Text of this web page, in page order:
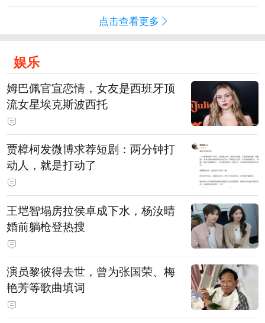
点击查看更多
娱乐
姆巴佩官宣恋情，女友是西班牙顶
流女星埃克斯波西托
贾樟柯发微博求荐短剧：两分钟打
动人，就是打动了
王垲智塌房拉侯卓成下水，杨汝晴
婚前躺枪登热搜
演员黎彼得去世，曾为张国荣、梅
艳芳等歌曲填词